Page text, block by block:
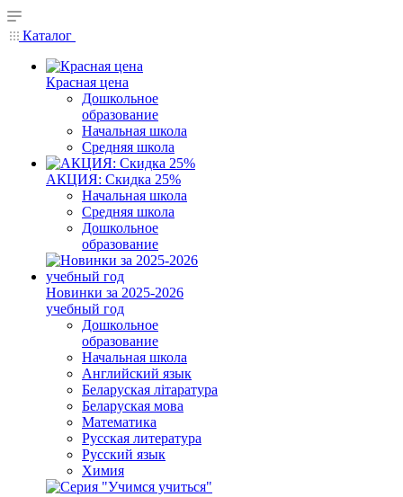
Каталог
Красная цена
Дошкольное
образование
Начальная школа
Средняя школа
АКЦИЯ: Скидка 25%
Начальная школа
Средняя школа
Дошкольное
образование
Новинки за 2025-2026
учебный год
Дошкольное
образование
Начальная школа
Английский язык
Беларуская літаратура
Беларуская мова
Математика
Русская литература
Русский язык
Химия